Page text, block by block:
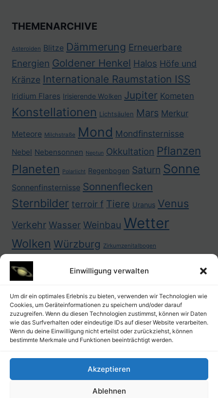
Einwilligung verwalten
Um dir ein optimales Erlebnis zu bieten, verwenden wir Technologien wie
Cookies, um Geräteinformationen zu speichern und/oder darauf
zuzugreifen. Wenn du diesen Technologien zustimmst, können wir Daten
wie das Surfverhalten oder eindeutige IDs auf dieser Website verarbeiten.
Wenn du deine Einwilligung nicht erteilst oder zurückziehst, können
bestimmte Merkmale und Funktionen beeinträchtigt werden.
Akzeptieren
Ablehnen
THEMENARCHIVE
Asteroiden Blitze Dämmerung Erneuerbare
Energien Goldener Henkel Halos Höfe und
Kränze Internationale Raumstation ISS
Iridium Flares Irisierende Wolken Jupiter Kometen
Konstellationen Lichtsäulen Mars Merkur
Meteore Milchstraße Mond Mondfinsternisse
Nebel Nebensonnen Neptun Okkultation Pflanzen
Planeten Polarlicht Regenbogen Saturn Sonne
Sonnenfinsternisse Sonnenflecken
Sternbilder terroir f Tiere Uranus Venus
Verkehr Wasser Weinbau Wetter
Wolken Würzburg Zirkumzenitalbogen
Kontakt